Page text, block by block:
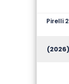
Pirelli
(2026)